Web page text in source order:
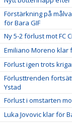
Förstärkning på
för Bara GIF
Ny 5-2 förlust mot FC
Emiliano Moreno klar
Förlust igen trots
Förlusttrenden
Ystad
Förlust i omstarten
Luka Jovovic klar för